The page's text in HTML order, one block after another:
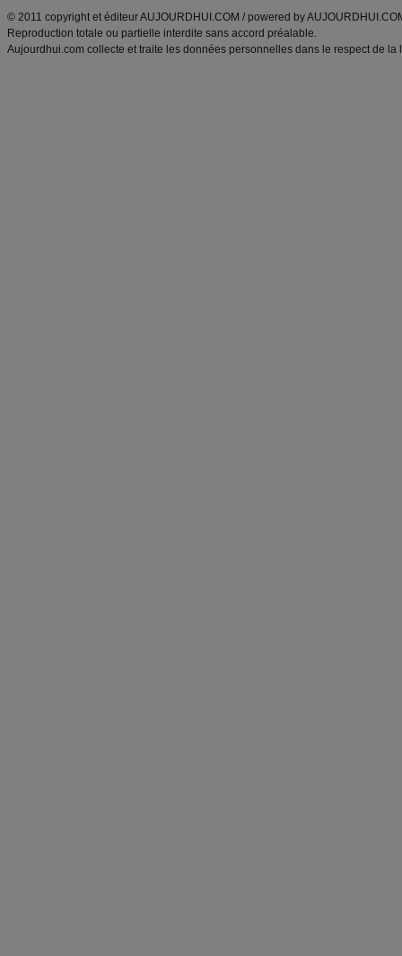
© 2011 copyright et éditeur AUJOURDHUI.COM / powered by
Reproduction totale ou partielle interdite sans accord préalable.
Aujourdhui.com collecte et traite les données personnelles dans le respect de